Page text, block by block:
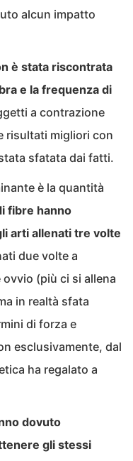
alcun impatto
è stata riscontrata
e la frequenza di
a contrazione
risultati migliori con
sfatata dai fatti.
è la quantità
fibre hanno
arti allenati tre volte
due volte a
(più ci si allena
in realtà sfata
di forza e
esclusivamente, dal
ha regalato a
dovuto
gli stessi